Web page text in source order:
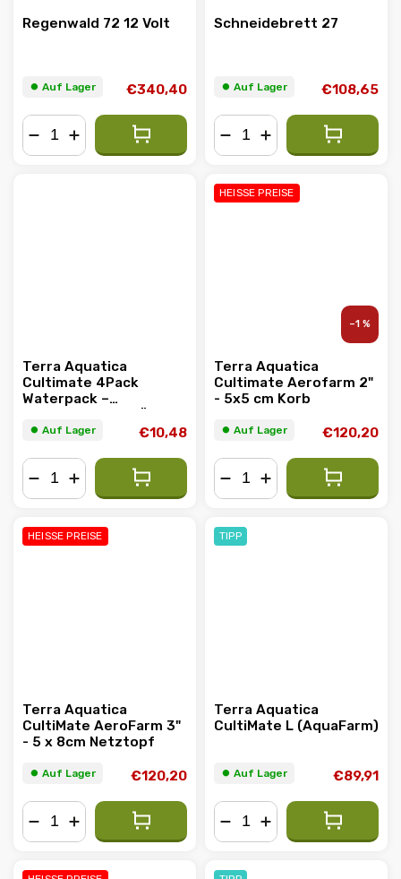
Regenwald 72 12 Volt
⏺︎ Auf Lager €340,40
Schneidebrett 27
⏺︎ Auf Lager €108,65
Terra Aquatica
Cultimate 4Pack
Waterpack –
⏺︎ Auf Lager €10,48
HEISSE PREISE
–1 %
Terra Aquatica
Cultimate Aerofarm 2"
- 5x5 cm Korb
⏺︎ Auf Lager €120,20
HEISSE PREISE
Terra Aquatica
CultiMate AeroFarm 3"
- 5 x 8cm Netztopf
⏺︎ Auf Lager €120,20
TIPP
Terra Aquatica
CultiMate L (AquaFarm)
⏺︎ Auf Lager €89,91